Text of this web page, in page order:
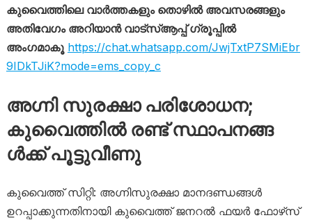
കുവൈത്തിലെ വാർത്തകളും തൊഴിൽ അവസരങ്ങളും
അതിവേഗം അറിയാൻ വാട്സ്ആപ്പ് ഗ്രൂപ്പിൽ
അംഗമാകൂ https://chat.whatsapp.com/JwjTxtP7SMiEbr
9IDkTJiK?mode=ems_copy_c
അ​ഗ്നി സു​ര​ക്ഷാ പ​രി​ശോ​ധ​ന;
കുവൈത്തിൽ ര​ണ്ട് സ്ഥാ​പ​ന​ങ്ങ​
ൾക്ക് പൂട്ടുവീണു
കുവൈത്ത് സിറ്റി: അഗ്നിസുരക്ഷാ മാനദണ്ഡങ്ങൾ
ഉറപ്പാക്കുന്നതിനായി കുവൈത്ത് ജനറൽ ഫയർ ഫോഴ്‌സ്